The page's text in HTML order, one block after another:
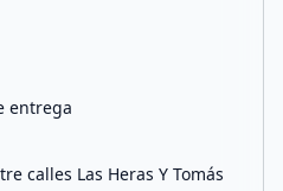
entrega
calles Las Heras Y Tomás